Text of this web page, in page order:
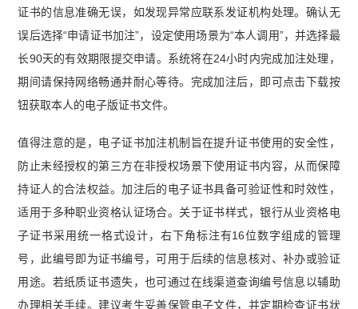
证书的信息准确无误，如发现异常应联系发证机构处理。确认无
误后选择“申请证书加注”，设定使用场景为“本人调用”，并选择最
长90天的有效期限提交申请。系统将在24小时内完成加注处理，
期间请保持网络畅通并耐心等待。完成加注后，即可点击下载按
钮获取本人的电子版证书文件。
值得注意的是，电子证书加注机制旨在提升证书使用的安全性，
防止未经授权的第三方在非授权场景下使用证书内容，从而保障
持证人的合法权益。加注后的电子证书具备可验证性和时效性，
适用于多种职业资格认证场合。关于证书样式，银行从业资格电
子证书采用统一格式设计，右下角标注有16位数字组成的管理
号，此编号即为证书编号，可用于后续的信息核对、补办或验证
用途。若纸质证书遗失，也可通过在线渠道查询编号信息以辅助
办理相关手续。建议考生妥善保管电子文件，并定期检查证书状